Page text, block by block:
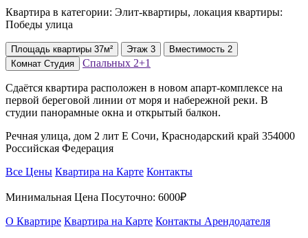
Квартира в категории: Элит-квартиры, локация квартиры:
Победы улица
Площадь квартиры 37м² Этаж 3 Вместимость 2
Комнат Студия Спальных 2+1
Сдаётся квартира расположен в новом апарт-комплексе на
первой береговой линии от моря и набережной реки. В
студии панорамные окна и открытый балкон.
Речная улица, дом 2 лит Е Сочи, Краснодарский край 354000
Российская Федерация
Все Цены Квартира на Карте Контакты
Минимальная Цена Посуточно: 6000₽
О Квартире Квартира на Карте Контакты Арендодателя